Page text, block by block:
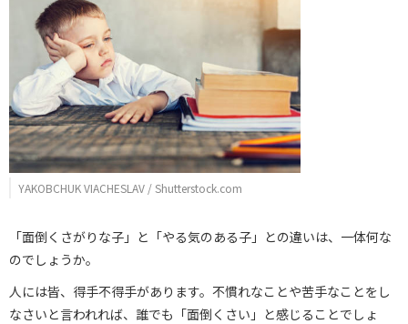
YAKOBCHUK VIACHESLAV / Shutterstock.com
「面倒くさがりな子」と「やる気のある子」との違いは、一体何な
のでしょうか。
人には皆、得手不得手があります。不慣れなことや苦手なことをし
なさいと言われれば、誰でも「面倒くさい」と感じることでしょ